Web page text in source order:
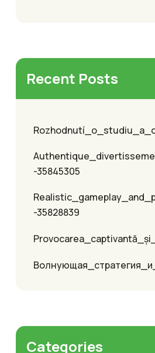
Recent Posts
-35845305
-35828839
Categories